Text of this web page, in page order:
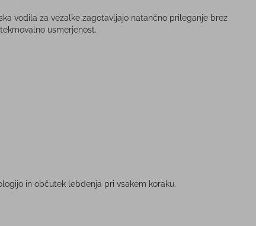
vodila za vezalke zagotavljajo natančno prileganje brez
usmerjenost.
in občutek lebdenja pri vsakem koraku.